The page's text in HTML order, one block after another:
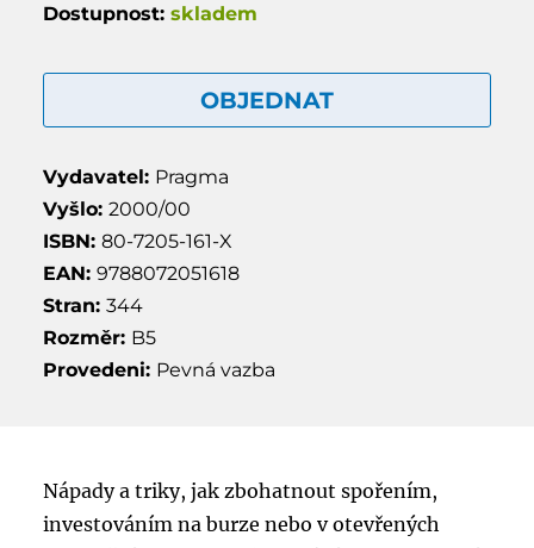
Dostupnost: skladem
OBJEDNAT
Vydavatel: Pragma
Vyšlo: 2000/00
ISBN: 80-7205-161-X
EAN: 9788072051618
Stran: 344
Rozměr: B5
Provedeni: Pevná vazba
Nápady a triky, jak zbohatnout spořením,
investováním na burze nebo v otevřených